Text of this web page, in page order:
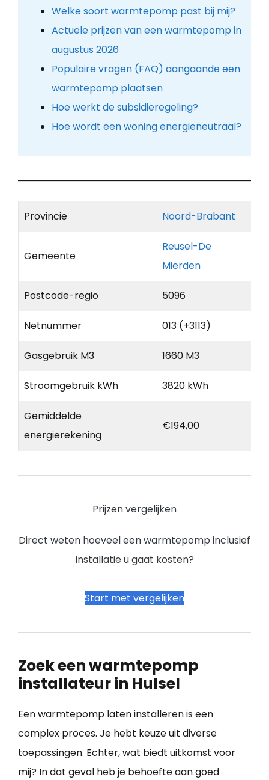
Welke soort warmtepomp past bij mij?
Actuele prijzen van een warmtepomp in
augustus 2026
Populaire vragen (FAQ) aangaande een
warmtepomp plaatsen
Hoe werkt de subsidieregeling?
Hoe wordt een woning energieneutraal?
Provincie Noord-Brabant
Gemeente
Reusel-De
Mierden
Postcode-regio 5096
Netnummer 013 (+3113)
Gasgebruik M3 1660 M3
Stroomgebruik kWh 3820 kWh
Gemiddelde
energierekening
€194,00
Prijzen vergelijken
Direct weten hoeveel een warmtepomp inclusief
installatie u gaat kosten?
Start met vergelijken
Zoek een warmtepomp
installateur in Hulsel
Een warmtepomp laten installeren is een
complex proces. Je hebt keuze uit diverse
toepassingen. Echter, wat biedt uitkomst voor
mij? In dat geval heb je behoefte aan goed